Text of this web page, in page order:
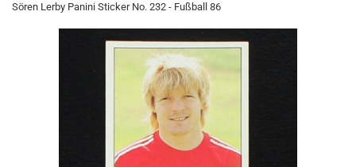
Sören Lerby Panini Sticker No. 232 - Fußball 86